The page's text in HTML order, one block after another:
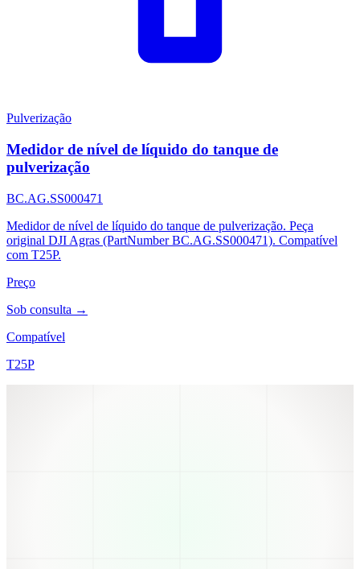
Pulverização
Medidor de nível de líquido do tanque de
pulverização
BC.AG.SS000471
Medidor de nível de líquido do tanque de pulverização. Peça
original DJI Agras (PartNumber BC.AG.SS000471). Compatível
com T25P.
Preço
Sob consulta →
Compatível
T25P